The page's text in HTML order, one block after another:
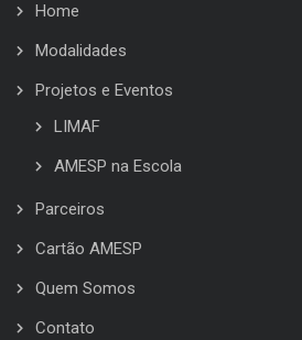
Home
Modalidades
Projetos e Eventos
LIMAF
AMESP na Escola
Parceiros
Cartão AMESP
Quem Somos
Contato